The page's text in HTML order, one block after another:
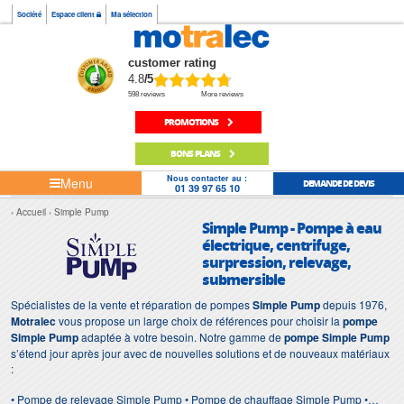
Société Espace client Ma sélection
customer rating
4.8/5
598 reviews More reviews
PROMOTIONS
BONS PLANS
Menu Nous contacter au :
01 39 97 65 10 DEMANDE DE DEVIS
Accueil Simple Pump
Simple Pump - Pompe à eau
électrique, centrifuge,
surpression, relevage,
submersible
Spécialistes de la vente et réparation de pompesSimple Pumpdepuis 1976,
Motralecvous propose un large choix de références pour choisir la pompe
Simple Pumpadaptée à votre besoin. Notre gamme depompe Simple Pump
s’étend jour après jour avec de nouvelles solutions et de nouveaux matériaux
:
• Pompe de relevage Simple Pump • Pompe de chauffage Simple Pump •